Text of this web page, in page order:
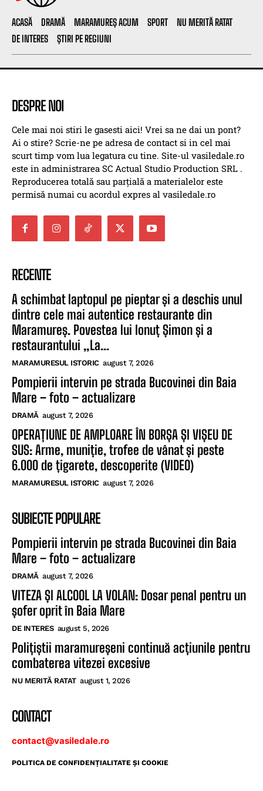
ACASĂ DRAMĂ MARAMUREȘ ACUM SPORT
NU MERITĂ RATAT
DE INTERES
ȘTIRI PE REGIUNI
DESPRE NOI
Cele mai noi stiri le gasesti aici! Vrei sa ne dai un pont?
Ai o stire? Scrie-ne pe adresa de contact si in cel mai
scurt timp vom lua legatura cu tine. Site-ul vasiledale.ro
este in administrarea SC Actual Studio Production SRL .
Reproducerea totală sau parțială a materialelor este
permisă numai cu acordul expres al vasiledale.ro
RECENTE
A schimbat laptopul pe pieptar și a deschis unul
dintre cele mai autentice restaurante din
Maramureș. Povestea lui Ionuț Șimon și a
restaurantului „La...
MARAMURESUL ISTORIC august 7, 2026
Pompierii intervin pe strada Bucovinei din Baia
Mare – foto – actualizare
DRAMĂ august 7, 2026
OPERAȚIUNE DE AMPLOARE ÎN BORȘA ȘI VIȘEU DE
SUS: Arme, muniție, trofee de vânat și peste
6.000 de țigarete, descoperite (VIDEO)
MARAMURESUL ISTORIC august 7, 2026
SUBIECTE POPULARE
Pompierii intervin pe strada Bucovinei din Baia
Mare – foto – actualizare
DRAMĂ august 7, 2026
VITEZA ȘI ALCOOL LA VOLAN: Dosar penal pentru un
șofer oprit în Baia Mare
DE INTERES august 5, 2026
Polițiștii maramureșeni continuă acțiunile pentru
combaterea vitezei excesive
NU MERITĂ RATAT august 1, 2026
CONTACT
contact@vasiledale.ro
POLITICA DE CONFIDENŢIALITATE ŞI COOKIE